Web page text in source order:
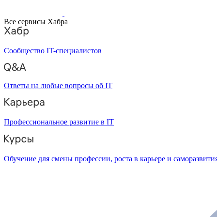
Все сервисы Хабра
Сообщество IT-специалистов
Ответы на любые вопросы об IT
Профессиональное развитие в IT
Обучение для смены профессии, роста в карьере и